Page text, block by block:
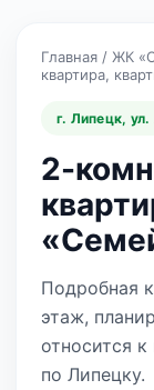
Главная / ЖК
квартира,
г. Липецк,
2-
Подробная
этаж,
относится
по Липецку.